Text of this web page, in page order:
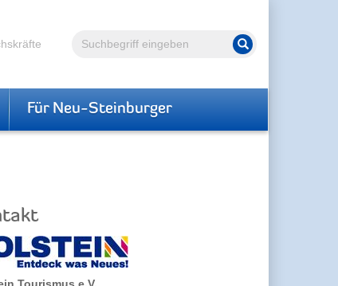
Volltextsuche Suche starten
Für Neu-Steinburger
Tourismus e.V.